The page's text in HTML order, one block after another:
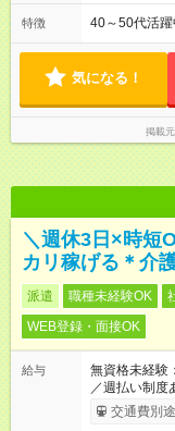
特徴 40～50代活躍
気になる！
掲載
＼週休3日×時短
カリ稼げる＊介
派遣 職種未経験OK
WEB登録・面接OK
給与
無資格未経
／週払い制度
了次第のお支
交通費別